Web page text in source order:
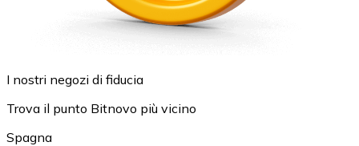
I nostri negozi di fiducia
Trova il punto Bitnovo più vicino
Spagna